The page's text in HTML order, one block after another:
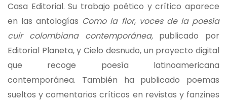
Casa Editorial. Su​​ trabajo poético y crítico​​ aparece
en las antologías Como la flor, voces de la poesía
cuir colombiana contemporánea,publicado por
Editorial Planeta, y Cielo desnudo, un proyecto digital
que recoge poesía latinoamericana
contemporánea. También ha publicado poemas
sueltos y comentarios críticos en revistas y fanzines